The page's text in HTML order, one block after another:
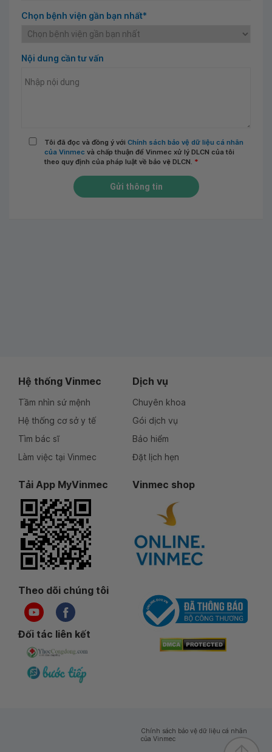
Chọn bệnh viện gần bạn nhất*
Nội dung cần tư vấn
Tôi đã đọc và đồng ý với Chính sách bảo vệ dữ liệu cá nhân
của Vinmec và chấp thuận để Vinmec xử lý DLCN của tôi
theo quy định của pháp luật về bảo vệ DLCN. *
Gửi thông tin
Hệ thống Vinmec
Tầm nhìn sứ mệnh
Hệ thống cơ sở y tế
Tìm bác sĩ
Làm việc tại Vinmec
Dịch vụ
Chuyên khoa
Gói dịch vụ
Bảo hiểm
Đặt lịch hẹn
Tải App MyVinmec Vinmec shop
Theo dõi chúng tôi
Đối tác liên kết
Chính sách bảo vệ dữ liệu cá nhân
của Vinmec